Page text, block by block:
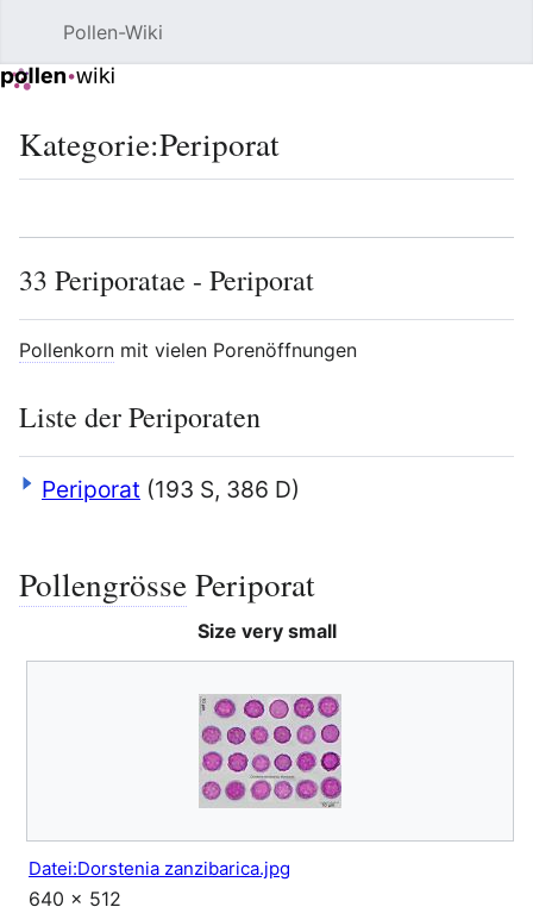
Pollen-Wiki
Kategorie:Periporat
33 Periporatae - Periporat
Pollenkorn mit vielen Porenöffnungen
Liste der Periporaten
Periporat (193 S, 386 D)
PollengrössePeriporat
Size very small
Datei:Dorstenia zanzibarica.jpg
640 × 512